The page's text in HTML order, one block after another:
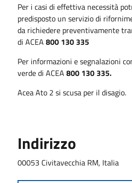
Per i casi di effettiva necessità
predisposto un servizio di
da richiedere preventivamente
di ACEA 800 130 335
Per informazioni e segnalazioni
verde di ACEA 800 130 335.
Acea Ato 2 si scusa per il disagio.
Indirizzo
00053 Civitavecchia RM, Italia